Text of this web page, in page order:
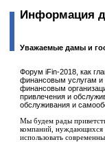
Информация
Уважаемые дамы и
Форум iFin-2018, как
финансовым услугам и
финансовым
привлечения и
обслуживания и
Мы будем рады
компаний, нуждающихся
использовать